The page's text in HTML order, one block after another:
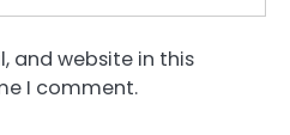
and website in this
I comment.